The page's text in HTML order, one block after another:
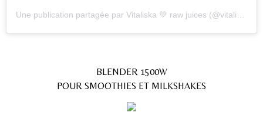
BLENDER 1500W
POUR SMOOTHIES ET MILKSHAKES